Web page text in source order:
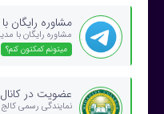
مشاوره رایگان
مشاوره رایگان با
میتونم کمکتون کنم؟
عضویت در
نمایندگی رسمی